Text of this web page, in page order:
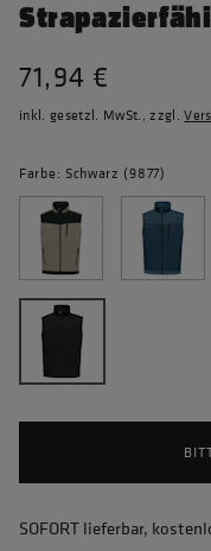
71,94 €
inkl. gesetzl. MwSt., zzgl.
Farbe: Schwarz (9877)
SOFORT lieferbar,